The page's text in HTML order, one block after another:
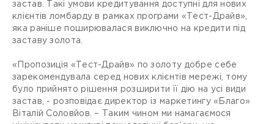
застав. Такі умови кредитування доступні для нових
клієнтів ломбарду в рамках програми «Тест-Драйв»,
яка раніше поширювалася виключно на кредити під
заставу золота.
«Пропозиція «Тест-Драйв» по золоту добре себе
зарекомендувала серед нових клієнтів мережі, тому
було прийнято рішення розширити її дію на усі види
застав, - розповідає директор із маркетингу «Благо»
Віталій Соловйов. – Таким чином ми намагаємося